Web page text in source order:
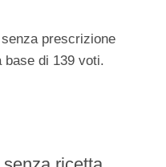
prescrizione
base di 139 voti.